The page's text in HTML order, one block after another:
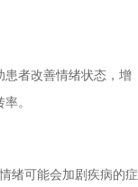
者改善情绪状态，增
。
绪可能会加剧疾病的症